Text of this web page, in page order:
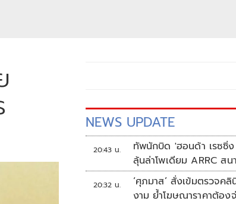
NEWS UPDATE
20:43 น.
ทัพนักบิด 'ฮอนด้า เรซซิ่
ลุ้นล่าโพเดียม ARRC ส
กา
20:32 น.
‘ศุภมาส’ สั่งเข้มตรวจคลิ
งาม ย้ำโฆษณาราคาต้อง